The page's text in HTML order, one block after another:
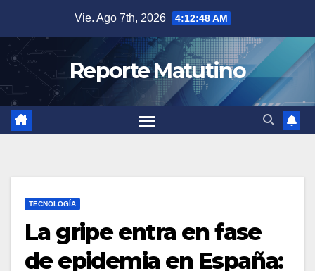
contenido
Vie. Ago 7th, 2026 4:12:49 AM
Reporte Matutino
TECNOLOGÍA
La gripe entra en fase
de epidemia en España: